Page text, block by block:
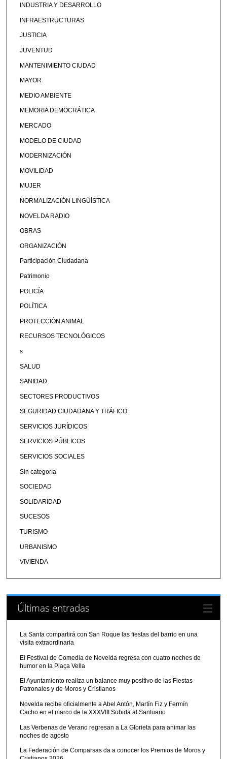
INDUSTRIA Y DESARROLLO
INFRAESTRUCTURAS
JUSTICIA
JUVENTUD
MANTENIMIENTO CIUDAD
MAYOR
MEDIO AMBIENTE
MEMORIA DEMOCRÁTICA
MERCADO
MODELO DE CIUDAD
MODERNIZACIÓN
MOVILIDAD
MUJER
NORMALIZACIÓN LINGÜÍSTICA
NOVELDA RADIO
OBRAS
ORGANIZACIÓN
Participación Ciudadana
Patrimonio
POLICÍA
POLÍTICA
PROTECCIÓN ANIMAL
RECURSOS TECNOLÓGICOS
s
SALUD
SANIDAD
SECTORES PRODUCTIVOS
SEGURIDAD CIUDADANA Y TRÁFICO
SERVICIOS JURÍDICOS
SERVICIOS PÚBLICOS
SERVICIOS SOCIALES
Sin categoría
SOCIEDAD
SOLIDARIDAD
SUCESOS
TURISMO
URBANISMO
VIVIENDA
Últimas entradas
La Santa compartirá con San Roque las fiestas del barrio en una
visita extraordinaria
El Festival de Comedia de Novelda regresa con cuatro noches de
humor en la Plaça Vella
El Ayuntamiento realiza un balance muy positivo de las Fiestas
Patronales y de Moros y Cristianos
Novelda recibe oficialmente a Abel Antón, Martín Fiz y Fermín
Cacho en el marco de la XXXVIII Subida al Santuario
Las Verbenas de Verano regresan a La Glorieta para animar las
noches de agosto
La Federación de Comparsas da a conocer los Premios de Moros y